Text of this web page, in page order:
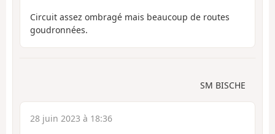
Circuit assez ombragé mais beaucoup de routes
goudronnées.
SM BISCHE
28 juin 2023 à 18:36